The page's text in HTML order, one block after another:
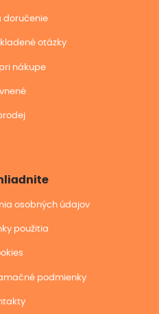
doručenie
otázky
nákupe
osobných údajov
použitia
podmienky